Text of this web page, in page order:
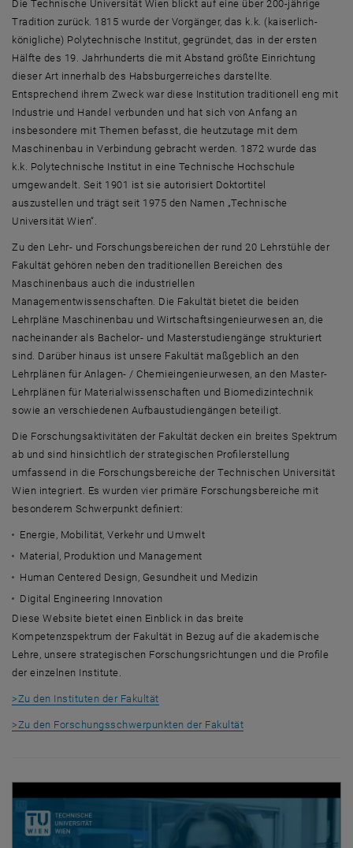
Die Technische Universität Wien blickt auf eine über 200-jährige
Tradition zurück. 1815 wurde der Vorgänger, das k.k. (kaiserlich-
königliche) Polytechnische Institut, gegründet, das in der ersten
Hälfte des 19. Jahrhunderts die mit Abstand größte Einrichtung
dieser Art innerhalb des Habsburgerreiches darstellte.
Entsprechend ihrem Zweck war diese Institution traditionell eng mit
Industrie und Handel verbunden und hat sich von Anfang an
insbesondere mit Themen befasst, die heutzutage mit dem
Maschinenbau in Verbindung gebracht werden. 1872 wurde das
k.k. Polytechnische Institut in eine Technische Hochschule
umgewandelt. Seit 1901 ist sie autorisiert Doktortitel
auszustellen und trägt seit 1975 den Namen „Technische
Universität Wien“.
Zu den Lehr- und Forschungsbereichen der rund 20 Lehrstühle der
Fakultät gehören neben den traditionellen Bereichen des
Maschinenbaus auch die industriellen
Managementwissenschaften. Die Fakultät bietet die beiden
Lehrpläne Maschinenbau und Wirtschaftsingenieurwesen an, die
nacheinander als Bachelor- und Masterstudiengänge strukturiert
sind. Darüber hinaus ist unsere Fakultät maßgeblich an den
Lehrplänen für Anlagen- / Chemieingenieurwesen, an den Master-
Lehrplänen für Materialwissenschaften und Biomedizintechnik
sowie an verschiedenen Aufbaustudiengängen beteiligt.
Die Forschungsaktivitäten der Fakultät decken ein breites Spektrum
ab und sind hinsichtlich der strategischen Profilerstellung
umfassend in die Forschungsbereiche der Technischen Universität
Wien integriert. Es wurden vier primäre Forschungsbereiche mit
besonderem Schwerpunkt definiert:
Energie, Mobilität, Verkehr und Umwelt
Material, Produktion und Management
Human Centered Design , Gesundheit und Medizin
Digital Engineering Innovation
Diese Website bietet einen Einblick in das breite
Kompetenzspektrum der Fakultät in Bezug auf die akademische
Lehre, unsere strategischen Forschungsrichtungen und die Profile
der einzelnen Institute.
>Zu den Instituten der Fakultät
>Zu den Forschungsschwerpunkten der Fakultät